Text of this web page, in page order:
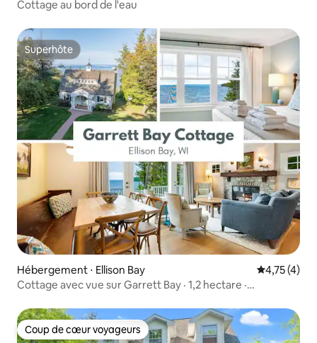
Cottage au bord de l'eau
Superhôte
Superhôte
Hébergement ⋅ Ellison Bay Évaluation
4,75 (4)
Cottage avec vue sur Garrett Bay · 1,2 hectare ·
Coup de cœur voyageurs
Coup de cœur voyageurs